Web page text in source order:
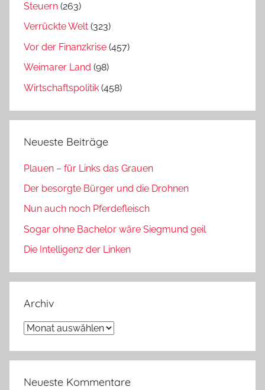
Steuern (263)
Verrückte Welt (323)
Vor der Finanzkrise (457)
Weimarer Land (98)
Wirtschaftspolitik (458)
Neueste Beiträge
Plauen – für Links das Grauen
Der besorgte Bürger und die Drohnen
Nun auch noch Pferdefleisch
Sogar ohne Bachelor wäre Siegmund geil
Die Intelligenz der Linken
Archiv
Archiv
Neueste Kommentare